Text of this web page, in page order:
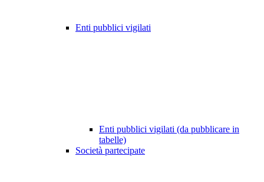
Enti pubblici vigilati
Enti pubblici vigilati (da pubblicare in
tabelle)
Società partecipate